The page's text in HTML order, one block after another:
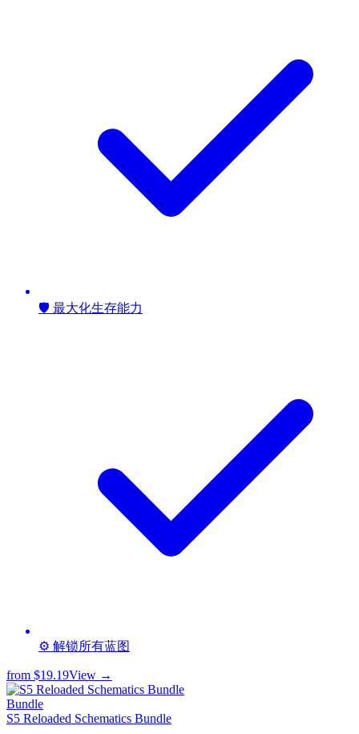
🛡️ 最大化生存能力
⚙️ 解锁所有蓝图
from $19.19View →
Bundle
S5 Reloaded Schematics Bundle